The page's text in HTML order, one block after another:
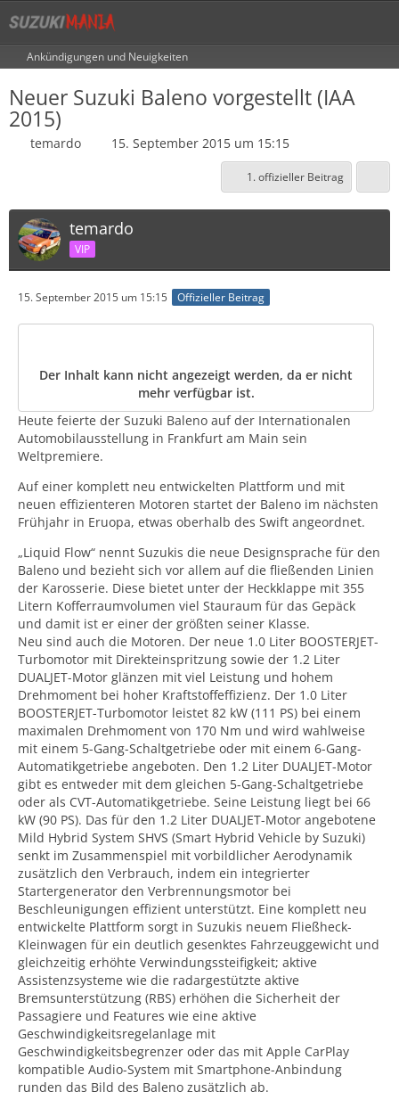
Ankündigungen und Neuigkeiten
Neuer Suzuki Baleno vorgestellt (IAA
2015)
temardo 15. September 2015 um 15:15
1. offizieller Beitrag
temardo
VIP
15. September 2015 um 15:15 Offizieller Beitrag
Der Inhalt kann nicht angezeigt werden, da er nicht
mehr verfügbar ist.
Heute feierte der Suzuki Baleno auf der Internationalen
Automobilausstellung in Frankfurt am Main sein
Weltpremiere.
Auf einer komplett neu entwickelten Plattform und mit
neuen effizienteren Motoren startet der Baleno im nächsten
Frühjahr in Eruopa, etwas oberhalb des Swift angeordnet.
„Liquid Flow“ nennt Suzukis die neue Designsprache für den
Baleno und bezieht sich vor allem auf die fließenden Linien
der Karosserie. Diese bietet unter der Heckklappe mit 355
Litern Kofferraumvolumen viel Stauraum für das Gepäck
und damit ist er einer der größten seiner Klasse.
Neu sind auch die Motoren. Der neue 1.0 Liter BOOSTERJET-
Turbomotor mit Direkteinspritzung sowie der 1.2 Liter
DUALJET-Motor glänzen mit viel Leistung und hohem
Drehmoment bei hoher Kraftstoffeffizienz. Der 1.0 Liter
BOOSTERJET-Turbomotor leistet 82 kW (111 PS) bei einem
maximalen Drehmoment von 170 Nm und wird wahlweise
mit einem 5-Gang-Schaltgetriebe oder mit einem 6-Gang-
Automatikgetriebe angeboten. Den 1.2 Liter DUALJET-Motor
gibt es entweder mit dem gleichen 5-Gang-Schaltgetriebe
oder als CVT-Automatikgetriebe. Seine Leistung liegt bei 66
kW (90 PS). Das für den 1.2 Liter DUALJET-Motor angebotene
Mild Hybrid System SHVS (Smart Hybrid Vehicle by Suzuki)
senkt im Zusammenspiel mit vorbildlicher Aerodynamik
zusätzlich den Verbrauch, indem ein integrierter
Startergenerator den Verbrennungsmotor bei
Beschleunigungen effizient unterstützt. Eine komplett neu
entwickelte Plattform sorgt in Suzukis neuem Fließheck-
Kleinwagen für ein deutlich gesenktes Fahrzeuggewicht und
gleichzeitig erhöhte Verwindungssteifigkeit; aktive
Assistenzsysteme wie die radargestützte aktive
Bremsunterstützung (RBS) erhöhen die Sicherheit der
Passagiere und Features wie eine aktive
Geschwindigkeitsregelanlage mit
Geschwindigkeitsbegrenzer oder das mit Apple CarPlay
kompatible Audio-System mit Smartphone-Anbindung
runden das Bild des Baleno zusätzlich ab.